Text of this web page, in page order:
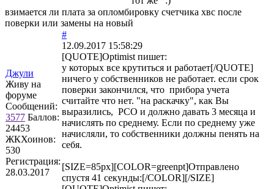
взимается ли плата за опломбировку счетчика хвс после
поверки или замены на новый
Джули
Живу на
форуме
Сообщений:
3577 Баллов:
24453
ЖКХоинов:
530
Регистрация:
28.03.2017
#
12.09.2017 15:58:29
[QUOTE]Optimist пишет:
у которых все крутиться и работает[/QUOTE]
ничего у собственников не работает. если срок
поверки закончился, что прибора учета
считайте что нет. "на раскачку", как Вы
выразились, РСО и должно давать 3 месяца и
начислять по среднему. Если по среднему уже
начисляли, то собственники должны пенять на
себя.
[SIZE=85px][COLOR=greenpt]Отправлено
спустя 41 секунды:[/COLOR][/SIZE]